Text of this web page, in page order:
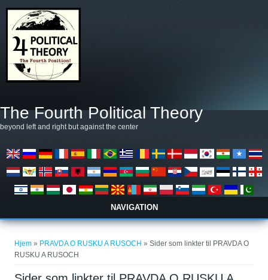
The Fourth Political Theory
beyond left and right but against the center
NAVIGATION
Hjem » PRAVDA O RUSKU A RUSOCH » Sider som linkter til PRAVDA O
RUSKU A RUSOCH